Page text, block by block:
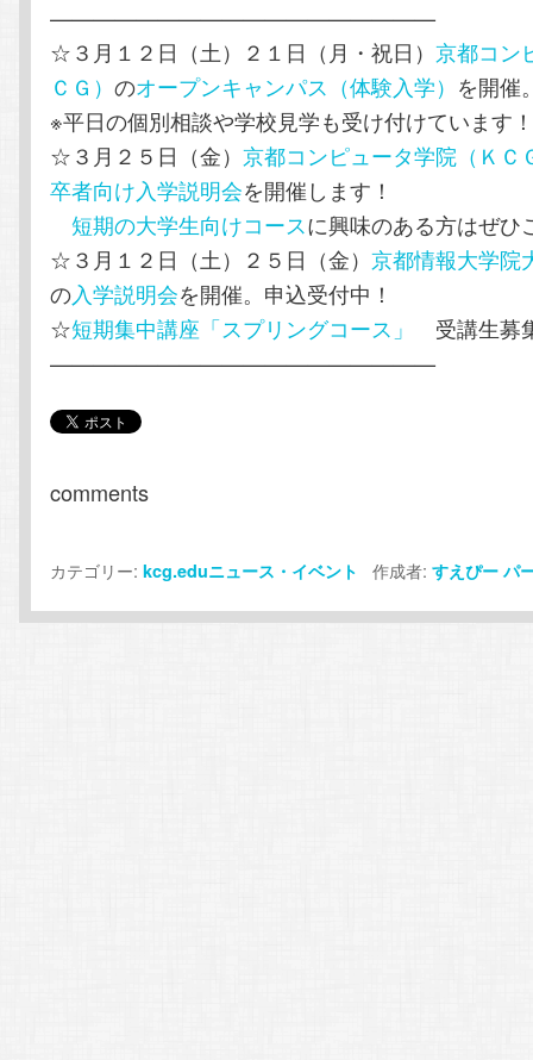
——————————————————
☆３月１２日（土）２１日（月・祝日）京都コン
ＣＧ）のオープンキャンパス（体験入学） を開催
※平日の個別相談や学校見学も受け付けています
☆３月２５日（金）京都コンピュータ学院（ＫＣ
卒者向け入学説明会を開催します！
短期の大学生向けコースに興味のある方はぜひ
☆３月１２日（土）２５日（金）京都情報大学院
の入学説明会を開催。申込受付中！
☆短期集中講座「スプリングコース」
受講生募
——————————————————
comments
カテゴリー:kcg.eduニュース・イベント 作成者:すえぴー パ